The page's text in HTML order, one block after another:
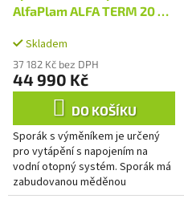
M
AlfaPlam ALFA TERM 20 s
Skladem
37 182 Kč bez DPH
44 990 Kč
DO KOŠÍKU
Sporák s výměníkem je určený
pro vytápění s napojením na
vodní otopný systém. Sporák má
zabudovanou měděnou
ochlazovací smyčku, která